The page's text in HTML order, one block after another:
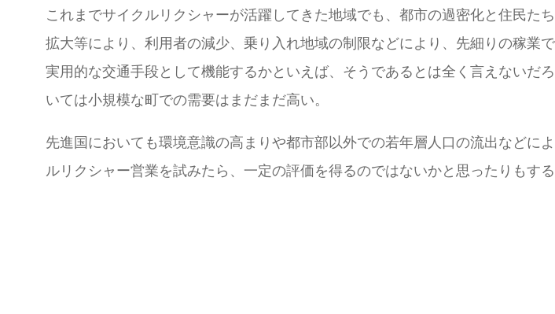
これまでサイクルリクシャーが活躍してきた地域でも、都市の過密化と住民
拡大等により、利用者の減少、乗り入れ地域の制限などにより、先細りの稼業
実用的な交通手段として機能するかといえば、そうであるとは全く言えないだ
いては小規模な町での需要はまだまだ高い。
先進国においても環境意識の高まりや都市部以外での若年層人口の流出などに
ルリクシャー営業を試みたら、一定の評価を得るのではないかと思ったりもする